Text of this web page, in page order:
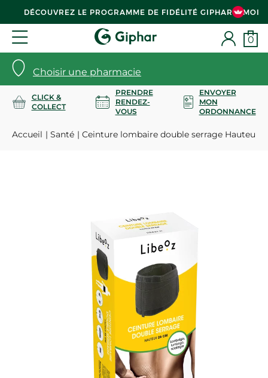
DÉCOUVREZ LE PROGRAMME DE FIDÉLITÉ GIPHAR & MOI
Choisir une pharmacie
0
CLICK &
COLLECT
PRENDRE
RENDEZ-
VOUS
ENVOYER
MON
ORDONNANCE
Accueil Santé Ceinture lombaire double serrage Hauteur